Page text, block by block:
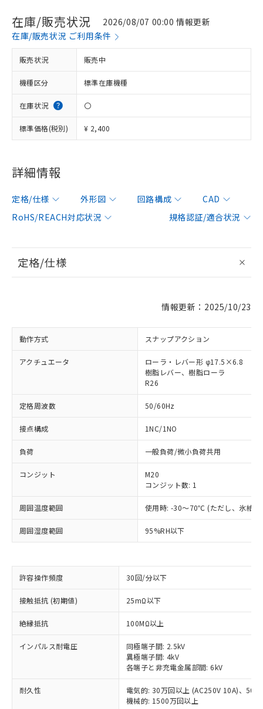
在庫/販売状況
2026/08/07 00:00 情報更新
在庫/販売状況 ご利用条件
販売状況 販売中
機種区分 標準在庫機種
在庫状況 〇
標準価格(税別) ¥ 2,400
詳細情報
定格/仕様 外形図 回路構成
CAD
RoHS/REACH対応状況
規格認証/適合状況
定格/仕様
情報更新：2025/10/23
動作方式 スナップアクション
アクチュエータ
ローラ・レバー形 φ17.5×6.8
樹脂レバー、樹脂ローラ
R26
定格周波数 50/60Hz
接点構成 1NC/1NO
負荷 一般負荷/微小負荷共用
コンジット
M20
コンジット数: 1
周囲温度範囲 使用時: -30～70℃ (ただし、氷結し
周囲湿度範囲 95%RH以下
許容操作頻度 30回/分以下
接触抵抗 (初期値) 25mΩ以下
絶縁抵抗 100MΩ以上
インパルス耐電圧
同極端子間: 2.5kV
異極端子間: 4kV
各端子と非充電金属部間: 6kV
耐久性
電気的: 30万回以上 (AC250V 10A)、50
機械的: 1500万回以上
ご利用条件
※1 対応状況
対応済み：EU RoHS指令（10物質）の
非含有に対応した製品が提供可能な商品で
対応予定：EU RoHS指令（10物質）の非含
有に対応した製品に切り替える予定のある
対応予定なし：EU RoHS指令（10物質）の